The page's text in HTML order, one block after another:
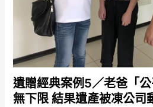
遺贈經典案例5／老爸「
無下限 結果遺產被凍公司